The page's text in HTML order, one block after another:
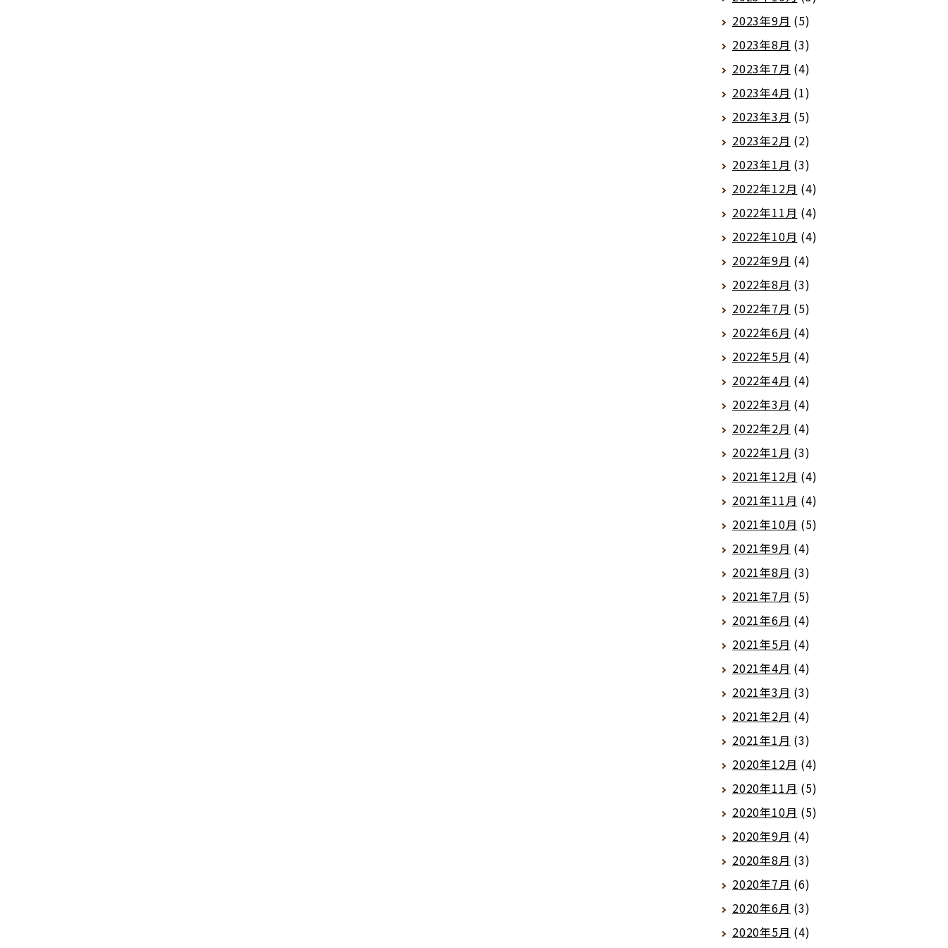
2023年9月 (5)
2023年8月 (3)
2023年7月 (4)
2023年4月 (1)
2023年3月 (5)
2023年2月 (2)
2023年1月 (3)
2022年12月 (4)
2022年11月 (4)
2022年10月 (4)
2022年9月 (4)
2022年8月 (3)
2022年7月 (5)
2022年6月 (4)
2022年5月 (4)
2022年4月 (4)
2022年3月 (4)
2022年2月 (4)
2022年1月 (3)
2021年12月 (4)
2021年11月 (4)
2021年10月 (5)
2021年9月 (4)
2021年8月 (3)
2021年7月 (5)
2021年6月 (4)
2021年5月 (4)
2021年4月 (4)
2021年3月 (3)
2021年2月 (4)
2021年1月 (3)
2020年12月 (4)
2020年11月 (5)
2020年10月 (5)
2020年9月 (4)
2020年8月 (3)
2020年7月 (6)
2020年6月 (3)
2020年5月 (4)